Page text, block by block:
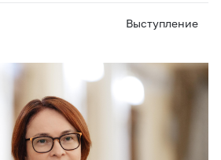
Выступление